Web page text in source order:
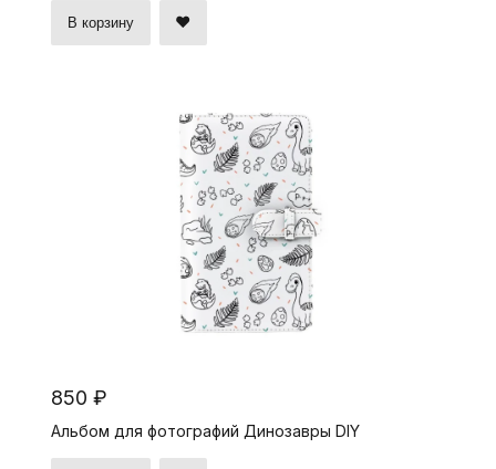
В корзину
850 ₽
Альбом для фотографий Динозавры DIY